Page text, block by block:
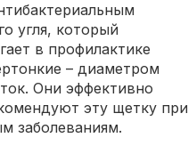
угля, который
в профилактике
– диаметром
Они эффективно
эту щетку при
заболеваниям.